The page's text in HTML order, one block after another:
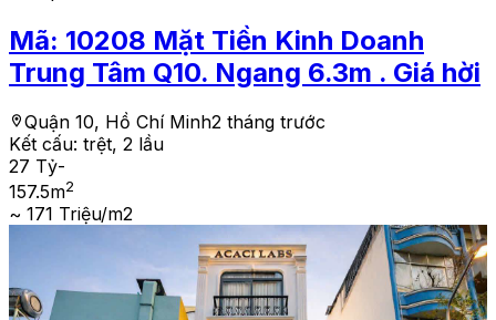
Mã: 10208 Mặt Tiền Kinh Doanh
Trung Tâm Q10. Ngang 6.3m . Giá hời
Quận 10, Hồ Chí Minh2 tháng trước
Kết cấu: trệt, 2 lầu
27 Tỷ-
157.5m2
~ 171 Triệu/m2